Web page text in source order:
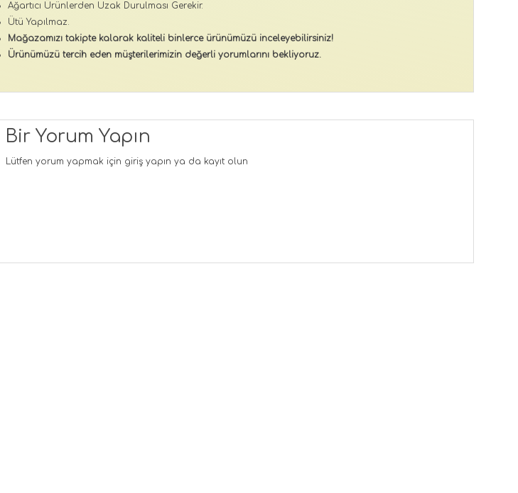
Ağartıcı Ürünlerden Uzak Durulması Gerekir.
Ütü Yapılmaz.
Mağazamızı takipte kalarak kaliteli binlerce ürünümüzü inceleyebilirsiniz!
Ürünümüzü tercih eden müşterilerimizin değerli yorumlarını bekliyoruz.
Bir Yorum Yapın
Lütfen yorum yapmak için giriş yapın ya da kayıt olun